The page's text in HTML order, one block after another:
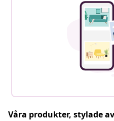
Våra produkter, stylade